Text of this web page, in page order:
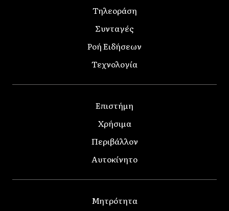
Τηλεοράση
Συνταγές
Ροή Ειδήσεων
Τεχνολογία
Επιστήμη
Χρήσιμα
Περιβάλλον
Αυτοκίνητο
Μητρότητα